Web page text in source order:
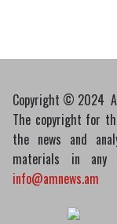
Copyright © 2024
The copyright for
the news and
materials in
info@amnews.am